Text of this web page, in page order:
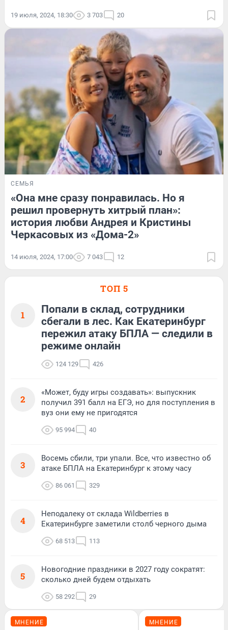
19 июля, 2024, 18:30 3 703 20
СЕМЬЯ
«Она мне сразу понравилась. Но я
решил провернуть хитрый план»:
история любви Андрея и Кристины
Черкасовых из «Дома-2»
14 июля, 2024, 17:00 7 043 12
ТОП 5
1
Попали в склад, сотрудники
сбегали в лес. Как Екатеринбург
пережил атаку БПЛА — следили в
режиме онлайн
124 129 426
2
«Может, буду игры создавать»: выпускник
получил 391 балл на ЕГЭ, но для поступления в
вуз они ему не пригодятся
95 994 40
3
Восемь сбили, три упали. Все, что известно об
атаке БПЛА на Екатеринбург к этому часу
86 061 329
4
Неподалеку от склада Wildberries в
Екатеринбурге заметили столб черного дыма
68 513 113
5
Новогодние праздники в 2027 году сократят:
сколько дней будем отдыхать
58 292 29
МНЕНИЕ МНЕНИЕ